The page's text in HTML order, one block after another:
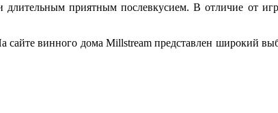
приятным послевкусием. В отличие от
сайте винного дома Millstream представлен широкий